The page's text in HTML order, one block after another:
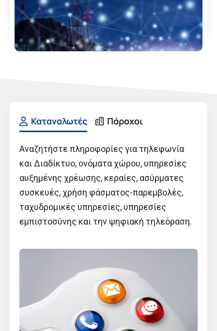
Καταναλωτές Πάροχοι
Αναζητήστε πληροφορίες για τηλεφωνία
και Διαδίκτυο, ονόματα χώρου, υπηρεσίες
αυξημένης χρέωσης, κεραίες, ασύρματες
συσκευές, χρήση φάσματος-παρεμβολές,
ταχυδρομικές υπηρεσίες, υπηρεσίες
εμπιστοσύνης και την ψηφιακή τηλεόραση.